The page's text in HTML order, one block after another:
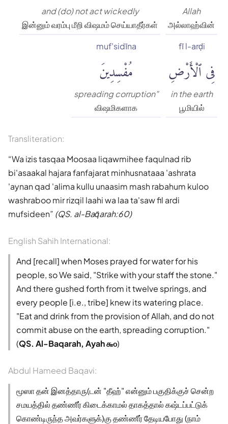
Allah
அல்லாஹ்வின்
and (do) not act wickedly
இன்னும் வரம்பு மீறி விஷமம் செய்யாதீர்கள்
fī l-arḍi
فِى ٱلْأَرْضِ
in the earth
பூமியில்
muf'sidīna
مُفْسِدِينَ
spreading corruption"
விஷமிகளாக
Transliteration:
Wa izis tasqaa Moosaa liqawmihee faqulnad rib
bi'asaakal hajara fanfajarat minhusnataaa 'ashrata
'aynan qad 'alima kullu unaasim mash rabahum kuloo
washraboo mir rizqil laahi wa laa ta'saw fil ardi
mufsideen (QS. al-Baq̈arah:60)
English Sahih International:
And [recall] when Moses prayed for water for his
people, so We said, "Strike with your staff the stone."
And there gushed forth from it twelve springs, and
every people [i.e., tribe] knew its watering place.
"Eat and drink from the provision of Allah, and do not
commit abuse on the earth, spreading corruption."
(QS. Al-Baqarah, Ayah ௬௦)
Abdul Hameed Baqavi:
மூஸா தன் இனத்தாரு(டன் "தீஹ்" என்னும் பகுதிக்குச் சென்ற
சமயத்தில் தண்ணீர் கிடைக்காமல் தாகத்தால் கஷ்டப்பட்டுக்
கொண்டிருந்த அவர்களுக்)கு தண்ணீர் தேடியபோது (நாம்